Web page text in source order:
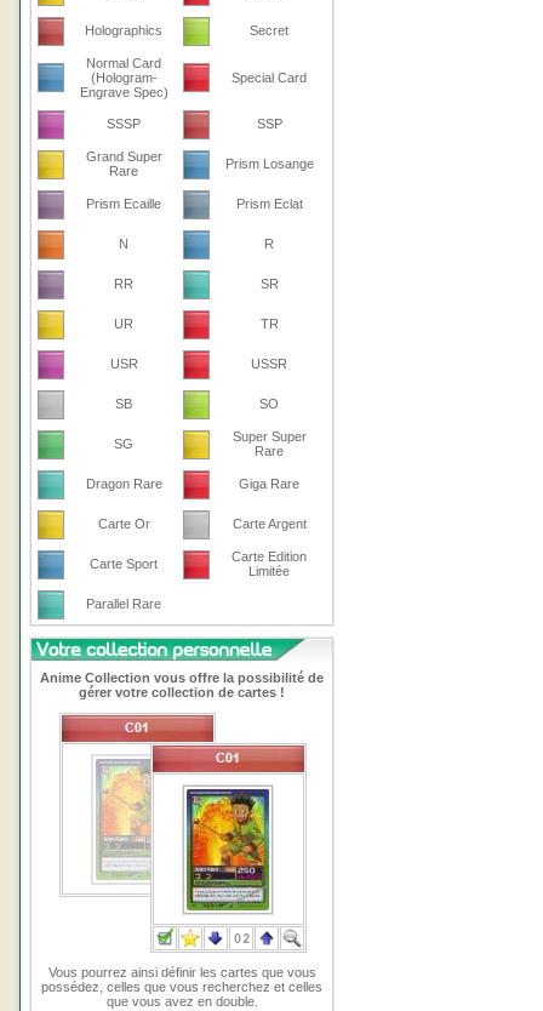
Holographics Secret
Normal Card
(Hologram-
Engrave Spec)
Special Card
SSSP SSP
Grand Super
Rare
Prism Losange
Prism Ecaille Prism Eclat
N R
RR SR
UR TR
USR USSR
SB SO
SG
Super Super
Rare
Dragon Rare Giga Rare
Carte Or Carte Argent
Carte Sport
Carte Edition
Limitée
Parallel Rare
Anime Collection vous offre la possibilité de
gérer votre collection de cartes !
Vous pourrez ainsi définir les cartes que vous
possédez, celles que vous recherchez et celles
que vous avez en double.